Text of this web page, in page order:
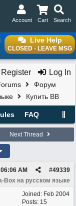
Search
Cart
Account
Live Help
CLOSED - LEAVE MSG
Register Log In
Форум
Купить ВВ
FAQ
Next Thread
#49339
06:06 AM
Box на русском языке
Joined: Feb 2004
Posts: 15